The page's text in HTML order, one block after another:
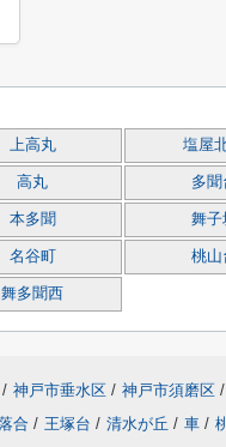
上高丸 塩屋北
高丸 多聞
本多聞 舞子
名谷町 桃山
舞多聞西
/ 神戸市垂水区 / 神戸市須磨区 /
合 / 王塚台 / 清水が丘 / 車 /